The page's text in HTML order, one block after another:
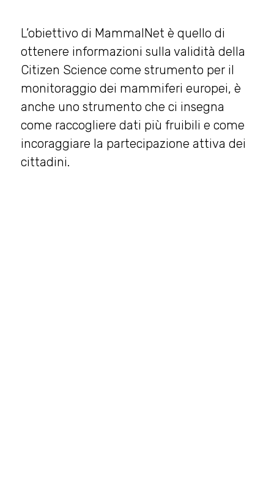
L’obiettivo di MammalNet è quello di
ottenere informazioni sulla validità della
Citizen Science come strumento per il
monitoraggio dei mammiferi europei, è
anche uno strumento che ci insegna
come raccogliere dati più fruibili e come
incoraggiare la partecipazione attiva dei
cittadini.